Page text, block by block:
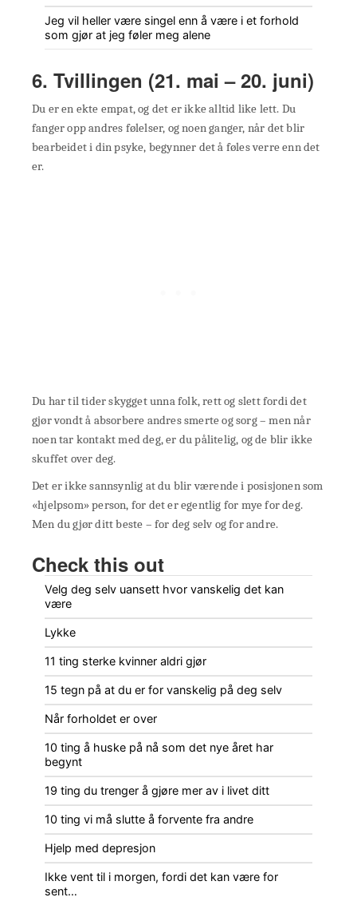
Jeg vil heller være singel enn å være i et forhold
som gjør at jeg føler meg alene
6. Tvillingen (21. mai – 20. juni)
Du er en ekte empat, og det er ikke alltid like lett. Du
fanger opp andres følelser, og noen ganger, når det blir
bearbeidet i din psyke, begynner det å føles verre enn det
er.
Du har til tider skygget unna folk, rett og slett fordi det
gjør vondt å absorbere andres smerte og sorg – men når
noen tar kontakt med deg, er du pålitelig, og de blir ikke
skuffet over deg.
Det er ikke sannsynlig at du blir værende i posisjonen som
«hjelpsom» person, for det er egentlig for mye for deg.
Men du gjør ditt beste – for deg selv og for andre.
Check this out
Velg deg selv uansett hvor vanskelig det kan
være
Lykke
11 ting sterke kvinner aldri gjør
15 tegn på at du er for vanskelig på deg selv
Når forholdet er over
10 ting å huske på nå som det nye året har
begynt
19 ting du trenger å gjøre mer av i livet ditt
10 ting vi må slutte å forvente fra andre
Hjelp med depresjon
Ikke vent til i morgen, fordi det kan være for
sent…